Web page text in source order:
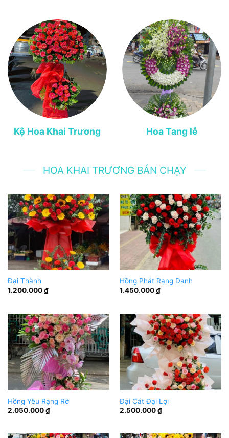
Kệ Hoa Khai Trương Hoa Tang lễ
HOA KHAI TRƯƠNG BÁN CHẠY
Đại Thành
1.200.000₫
Hồng Phát Rạng Danh
1.450.000₫
Hồng Yêu Rạng Rỡ
2.050.000₫
Đại Cát Đại Lợi
2.500.000₫